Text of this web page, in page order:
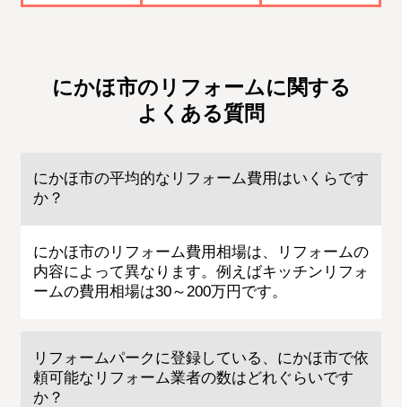
にかほ市のリフォームに関する
よくある質問
にかほ市の平均的なリフォーム費用はいくらです
か？
にかほ市のリフォーム費用相場は、リフォームの
内容によって異なります。例えばキッチンリフォ
ームの費用相場は30～200万円です。
リフォームパークに登録している、にかほ市で依
頼可能なリフォーム業者の数はどれぐらいです
か？